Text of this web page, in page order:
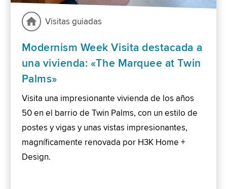
Visitas guiadas
Modernism Week Visita destacada a
una vivienda: «The Marquee at Twin
Palms»
Visita una impresionante vivienda de los años
50 en el barrio de Twin Palms, con un estilo de
postes y vigas y unas vistas impresionantes,
magníficamente renovada por H3K Home +
Design.